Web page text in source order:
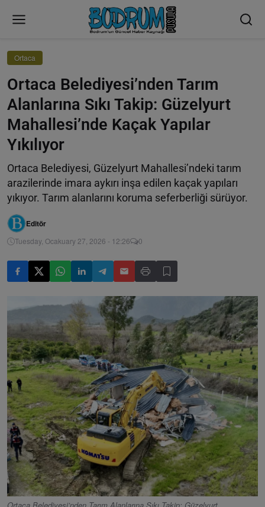
Ortaca
Ortaca Belediyesi’nden Tarım
Alanlarına Sıkı Takip: Güzelyurt
Mahallesi’nde Kaçak Yapılar
Yıkılıyor
Ortaca Belediyesi, Güzelyurt Mahallesi’ndeki tarım
arazilerinde imara aykırı inşa edilen kaçak yapıları
yıkıyor. Tarım alanlarını koruma seferberliği sürüyor.
Editör
Tuesday, Ocakuary 27, 2026 - 12:26 0